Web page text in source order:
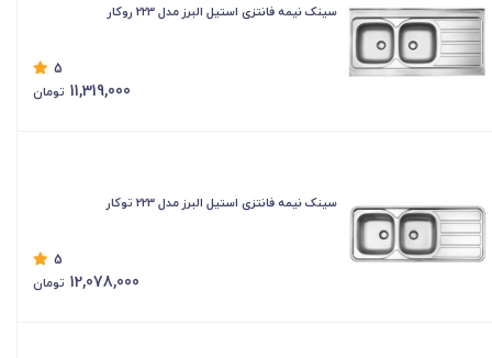
سینک نیمه فانتزی استیل البرز مدل 223 روکار
5
11,319,000 تومان
سینک نیمه فانتزی استیل البرز مدل 223 توکار
5
12,078,000 تومان